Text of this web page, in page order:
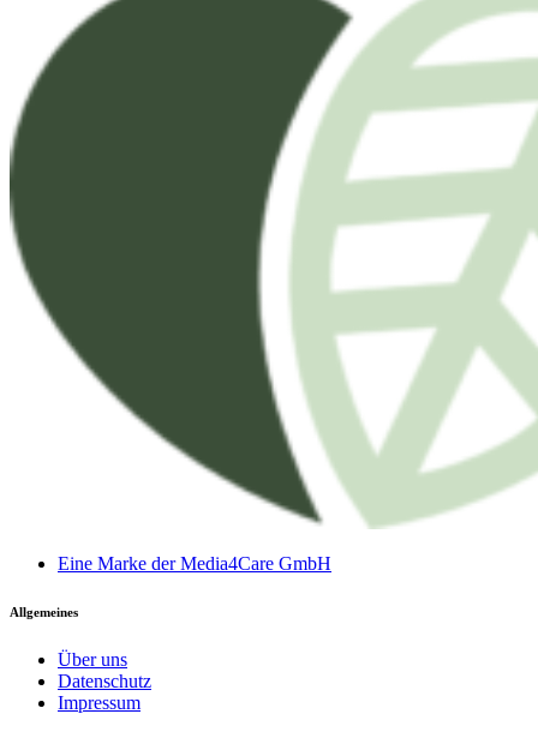
Eine Marke der Media4Care GmbH
Allgemeines
Über uns
Datenschutz
Impressum